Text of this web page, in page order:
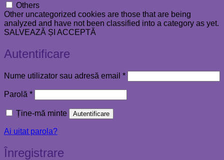
Others
Other uncategorized cookies are those that are being
analyzed and have not been classified into a category as yet.
SALVEAZĂ ȘI ACCEPTĂ
Autentificare
Nume utilizator sau adresă email *Obligatoriu
Parolă *Obligatoriu
Ține-mă minte Autentificare
Ai uitat parola?
Înregistrare